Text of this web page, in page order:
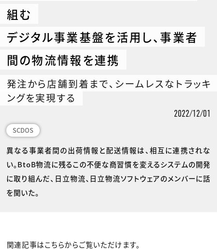
組む
デジタル事業基盤を活用し、事業者
間の物流情報を連携
発注から店舗到着まで、シームレスなトラッキ
ングを実現する
SCDOS
2022/12/01
異なる事業者間の出荷情報と配送情報は、相互に連携されな
い。BtoB物流に残るこの不便な商習慣を変えるシステムの開発
に取り組んだ、日立物流、日立物流ソフトウェアのメンバーに話
を聞いた。
関連記事はこちらからご覧いただけます。